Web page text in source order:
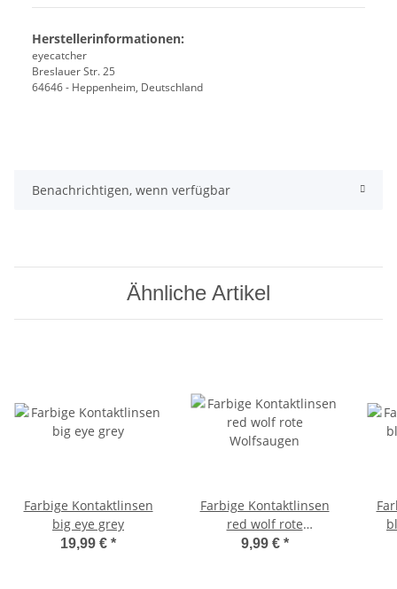
Herstellerinformationen:
eyecatcher
Breslauer Str. 25
64646 - Heppenheim, Deutschland
Benachrichtigen, wenn verfügbar
Ähnliche Artikel
Farbige Kontaktlinsen
big eye grey
19,99 € *
Farbige Kontaktlinsen
red wolf rote
Wolfsaugen
9,99 € *